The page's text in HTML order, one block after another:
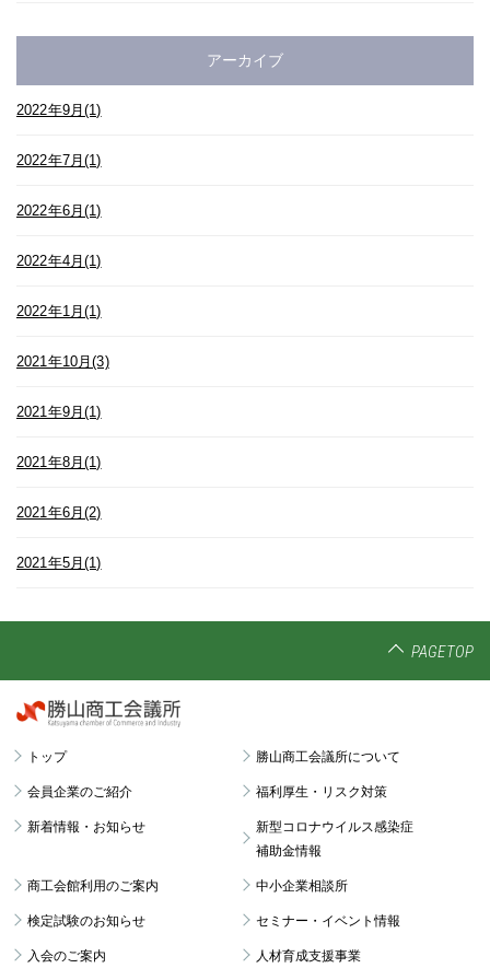
アーカイブ
2022年9月(1)
2022年7月(1)
2022年6月(1)
2022年4月(1)
2022年1月(1)
2021年10月(3)
2021年9月(1)
2021年8月(1)
2021年6月(2)
2021年5月(1)
PAGETOP
トップ 勝山商工会議所について
会員企業のご紹介 福利厚生・リスク対策
新着情報・お知らせ
新型コロナウイルス感染症
補助金情報
商工会館利用のご案内 中小企業相談所
検定試験のお知らせ セミナー・イベント情報
入会のご案内 人材育成支援事業